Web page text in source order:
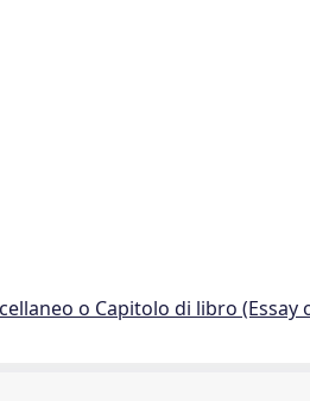
o Capitolo di libro (Essay